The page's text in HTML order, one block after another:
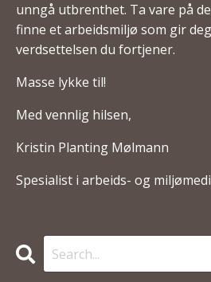
unngå utbrenthet. Ta vare på
finne et arbeidsmiljø som gir
verdsettelsen du fortjener.
Masse lykke til!
Med vennlig hilsen,
Kristin Planting Mølmann
Spesialist i arbeids- og